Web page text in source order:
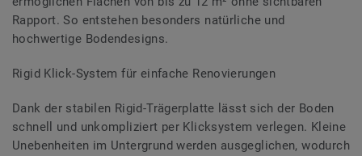
Rapport. So entstehen besonders natürliche und
hochwertige Bodendesigns.
Rigid Klick-System für einfache Renovierungen
Dank der stabilen Rigid-Trägerplatte lässt sich der Boden
schnell und unkompliziert per Klicksystem verlegen. Kleine
Unebenheiten im Untergrund werden ausgeglichen, wodurch